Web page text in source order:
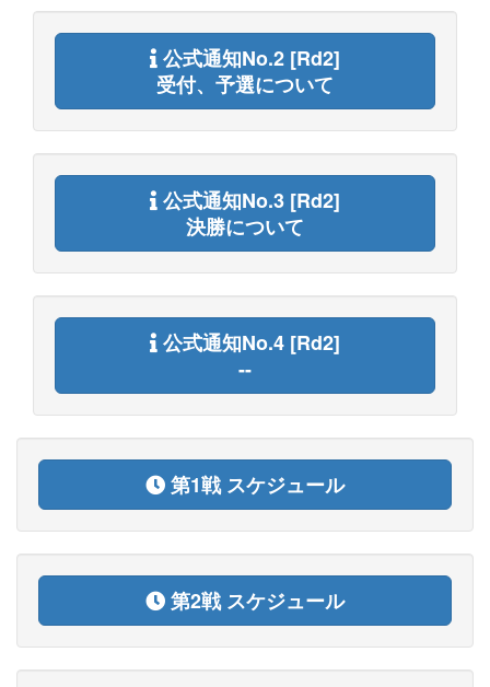
公式通知No.2 [Rd2]
受付、予選について
公式通知No.3 [Rd2]
決勝について
公式通知No.4 [Rd2]
--
第1戦 スケジュール
第2戦 スケジュール